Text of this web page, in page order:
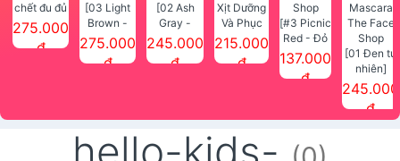
chết đu đủ
SMART
PEELING
275.000
đ
[03 Light
Brown -
Nâu Sáng]
Phấn che
275.000
đ
[02 Ash
Gray -
Khói] Bột
kẻ chân
Face Shop
245.000
đ
Xịt Dưỡng
Và Phục
Hồi Tóc
Essential
215.000
đ
[#3 Picnic
Red - Đỏ
cam] Son
Face
137.000
đ
[01 Đen tự
nhiên]
Mascara
che phủ
245.000
đ